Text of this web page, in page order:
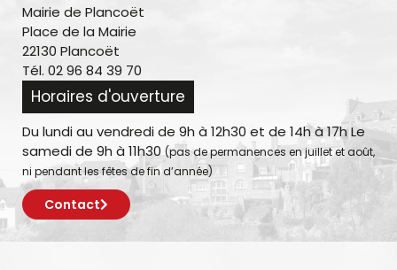
Mairie de Plancoët
Place de la Mairie
22130 Plancoët
Tél. 02 96 84 39 70
Horaires d'ouverture
Du lundi au vendredi de 9h à 12h30 et de 14h à 17h Le
samedi de 9h à 11h30 (pas de permanences en juillet et août,
ni pendant les fêtes de fin d’année)
Contact